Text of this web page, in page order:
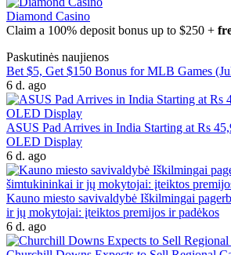
Diamond Casino
Claim a 100% deposit bonus up to $250 +
Paskutinės naujienos
Bet $5, Get $150 Bonus for MLB Games
6 d. ago
ASUS Pad Arrives in India Starting at Rs
OLED Display
6 d. ago
Kauno miesto savivaldybė Iškilmingai
ir jų mokytojai: įteiktos premijos ir padėkos
6 d. ago